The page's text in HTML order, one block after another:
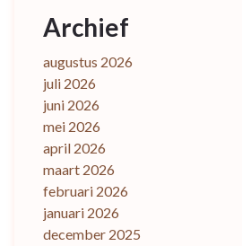
Archief
augustus 2026
juli 2026
juni 2026
mei 2026
april 2026
maart 2026
februari 2026
januari 2026
december 2025